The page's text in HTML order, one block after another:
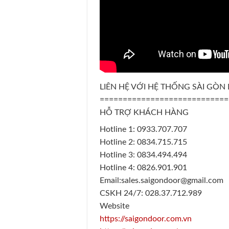
LIÊN HỆ VỚI HỆ THỐNG SÀI GÒN
HỖ TRỢ KHÁCH HÀNG
Hotline 1: 0933.707.707
Hotline 2: 0834.715.715
Hotline 3: 0834.494.494
Hotline 4: 0826.901.901
Email:sales.saigondoor@gmail.com
CSKH 24/7: 028.37.712.989
Website
https://saigondoor.com.vn